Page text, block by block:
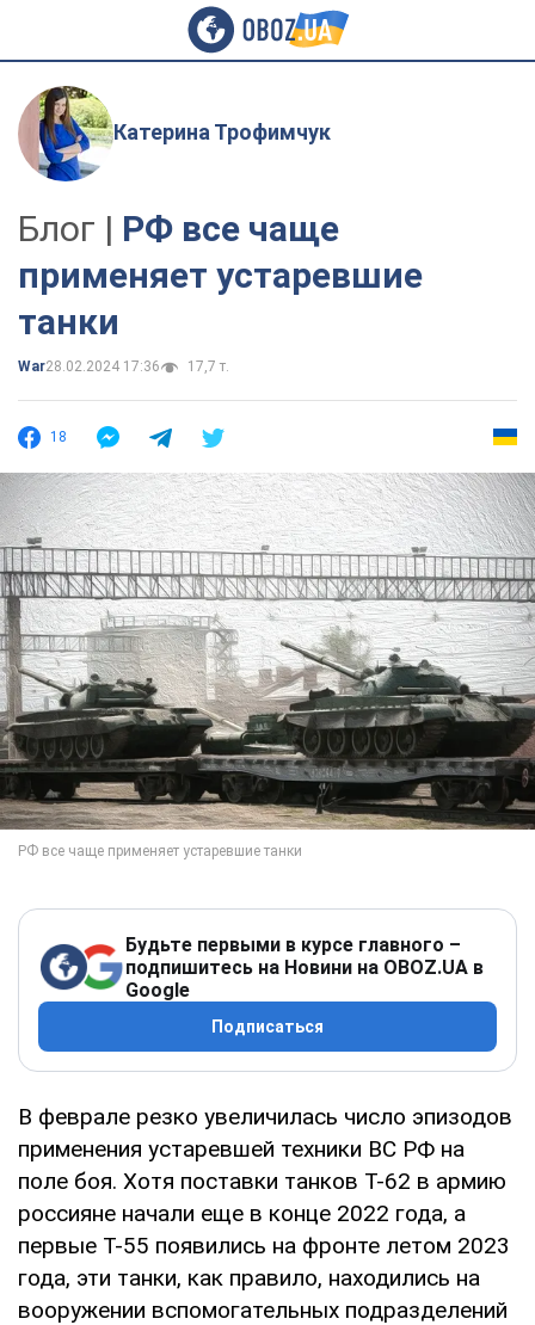
Катерина Трофимчук
Блог | РФ все чаще
применяет устаревшие
танки
War28.02.2024 17:36 17,7 т.
18
Будьте первыми в курсе главного –
подпишитесь на Новини на OBOZ.UA в
Google
Подписаться
В феврале резко увеличилась число эпизодов
применения устаревшей техники ВС РФ на
поле боя. Хотя поставки танков Т-62 в армию
россияне начали еще в конце 2022 года, а
первые Т-55 появились на фронте летом 2023
года, эти танки, как правило, находились на
вооружении вспомогательных подразделений